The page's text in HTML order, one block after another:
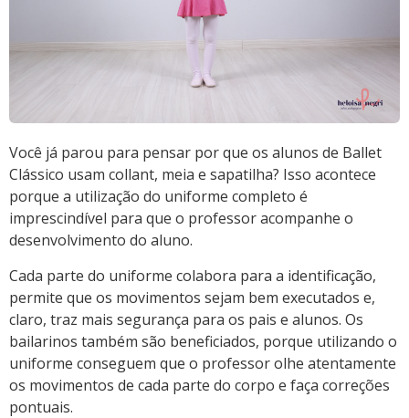
Você já parou para pensar por que os alunos de Ballet
Clássico usam collant, meia e sapatilha? Isso acontece
porque a utilização do uniforme completo é
imprescindível para que o professor acompanhe o
desenvolvimento do aluno.
Cada parte do uniforme colabora para a identificação,
permite que os movimentos sejam bem executados e,
claro, traz mais segurança para os pais e alunos. Os
bailarinos também são beneficiados, porque utilizando o
uniforme conseguem que o professor olhe atentamente
os movimentos de cada parte do corpo e faça correções
pontuais.